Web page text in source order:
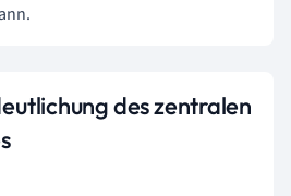
des zentralen